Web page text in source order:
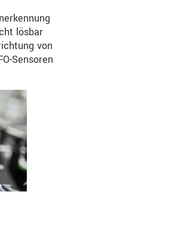
lösbar
von
Sensoren